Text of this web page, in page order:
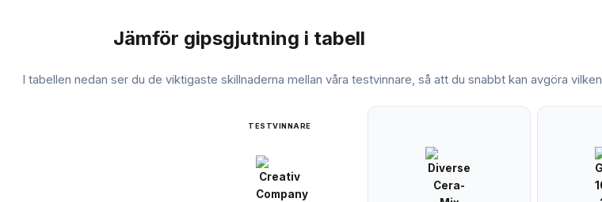
Jämför gipsgjutning i tabell
I tabellen nedan ser du de viktigaste skillnaderna mellan våra testvinnare, så att du snabbt kan avgöra vilken
TESTVINNARE